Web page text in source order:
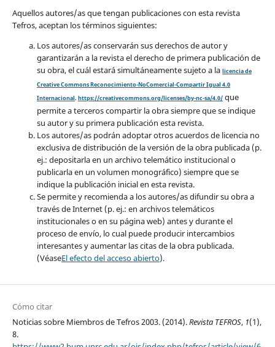
Aquellos autores/as que tengan publicaciones con esta revista
Tefros, aceptan los términos siguientes:
Los autores/as conservarán sus derechos de autor y
garantizarán a la revista el derecho de primera publicación de
su obra, el cuál estará simultáneamente sujeto a la licencia de
Creative Commons Reconocimiento-NoComercial-Compartir Igual 4.0
Internacional. https://creativecommons.org/licenses/by-nc-sa/4.0/que
permite a terceros compartir la obra siempre que se indique
su autor y su primera publicación esta revista.
Los autores/as podrán adoptar otros acuerdos de licencia no
exclusiva de distribución de la versión de la obra publicada (p.
ej.: depositarla en un archivo telemático institucional o
publicarla en un volumen monográfico) siempre que se
indique la publicación inicial en esta revista.
Se permite y recomienda a los autores/as difundir su obra a
través de Internet (p. ej.: en archivos telemáticos
institucionales o en su página web) antes y durante el
proceso de envío, lo cual puede producir intercambios
interesantes y aumentar las citas de la obra publicada.
(VéaseEl efecto del acceso abierto).
Cómo citar
Noticias sobre Miembros de Tefros 2003. (2014).Revista TEFROS, 1(1),
8.